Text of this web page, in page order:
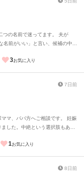
の名前で迷ってます。 夫が
名前がいい」と言い、候補の中か
3お気に入り
7日前
マ、パパ方へご相談です。 妊娠
した。中絶という選択肢もあり
、 母の「絹代」（きぬよ）から
ね！」と話をしており、どうし
1 お気に入り
8日前